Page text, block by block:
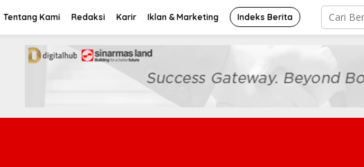
Tentang Kami Redaksi Karir Iklan & Marketing Indeks Berita